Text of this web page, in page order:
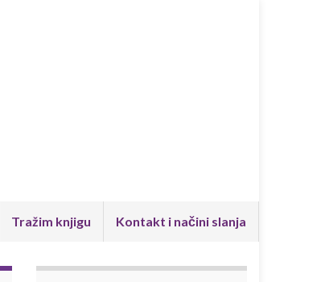
Tražim knjigu Kontakt i načini slanja